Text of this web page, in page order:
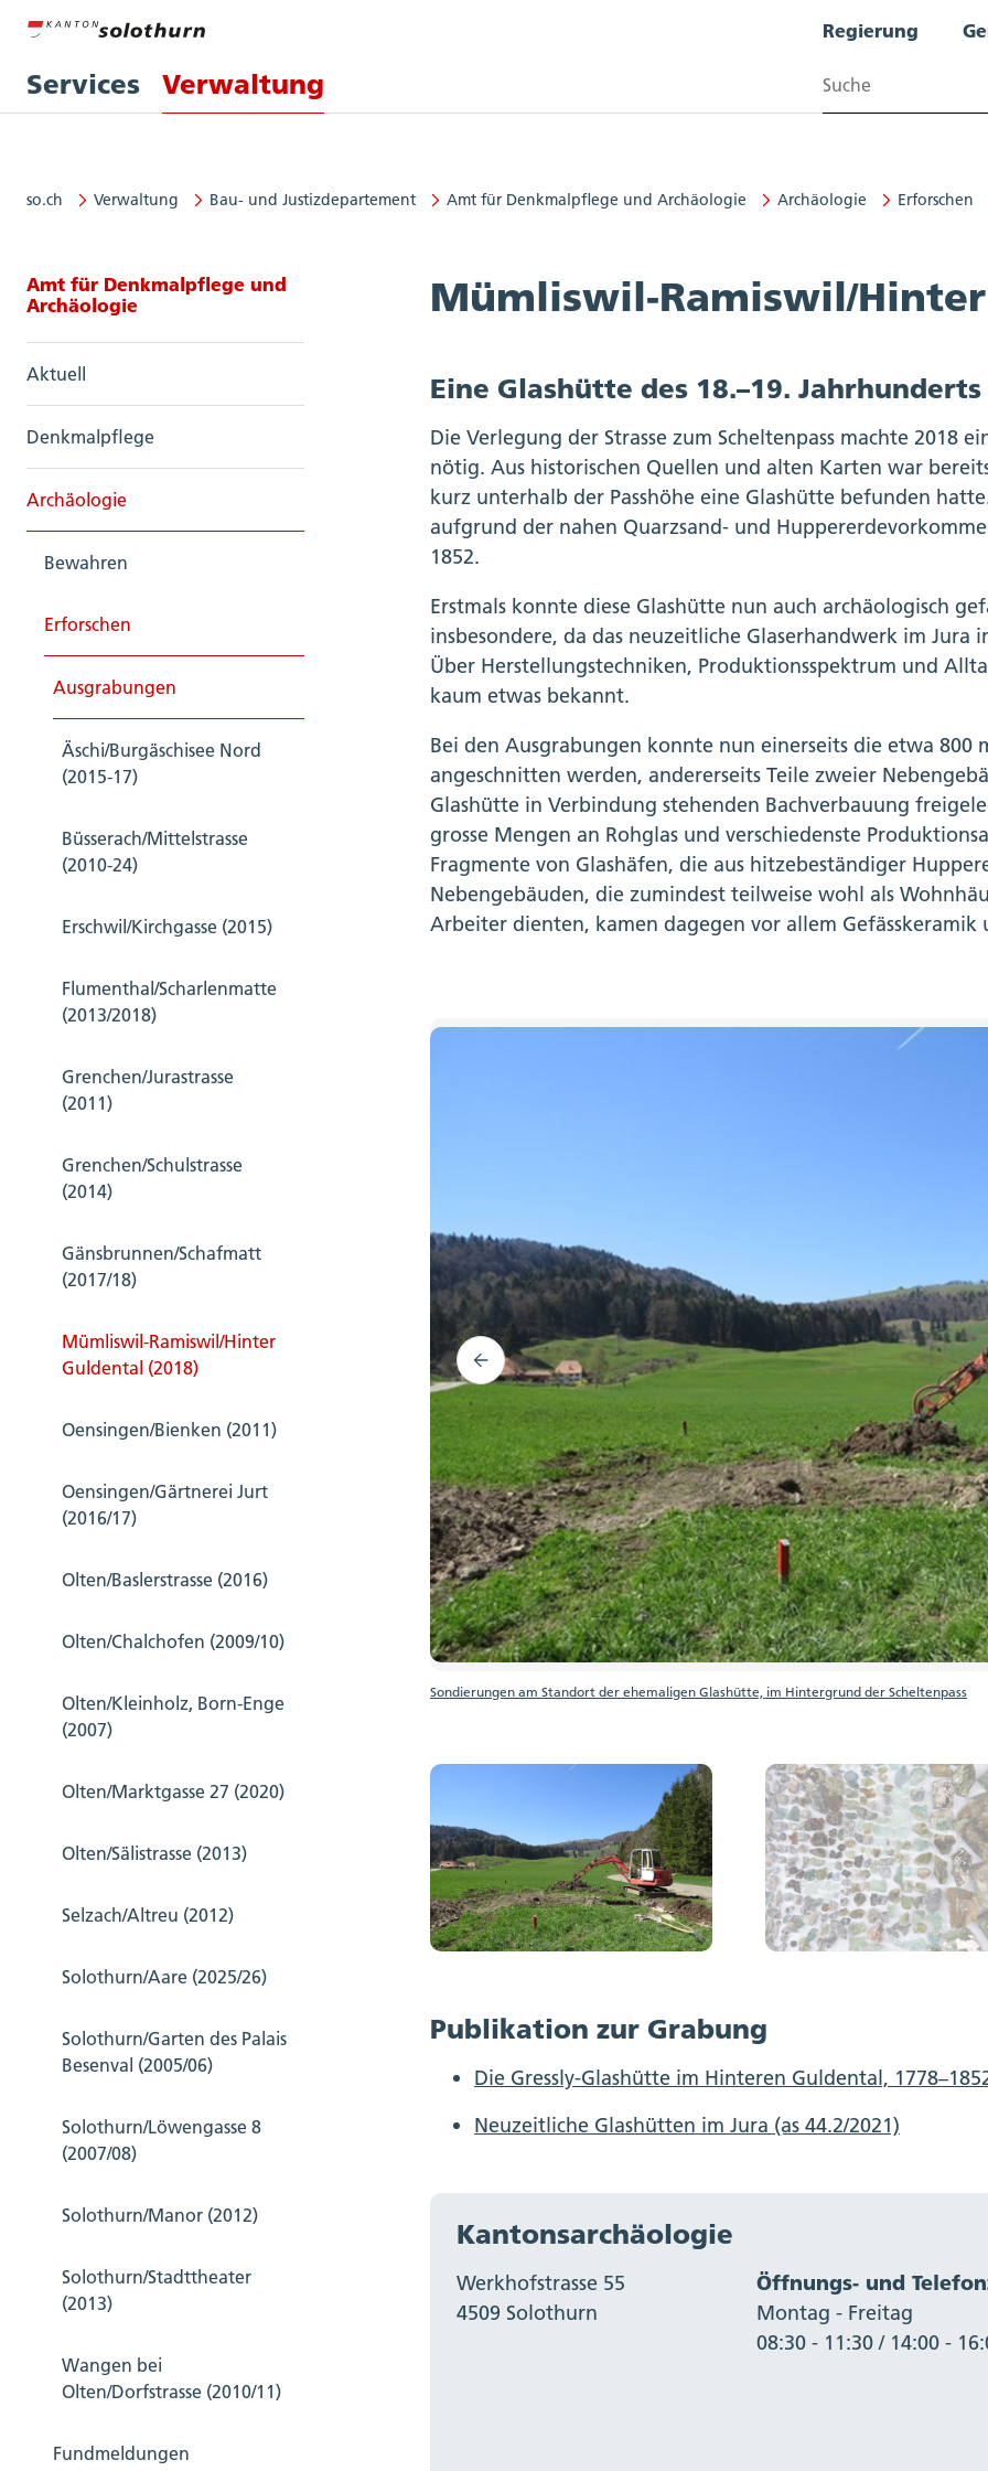
Services Verwaltung
Regierung
Suchen
so.ch Verwaltung Bau- und Justizdepartement Amt für Denkmalpflege und Archäologie Archäologie Erforschen
Seitennavigation: Amt für Denkmalpflege und Archäologie
Amt für Denkmalpflege und
Archäologie
Aktuell
Denkmalpflege
Archäologie
Bewahren
Erforschen
Ausgrabungen
Äschi/Burgäschisee Nord
(2015-17)
Büsserach/Mittelstrasse
(2010-24)
Erschwil/Kirchgasse (2015)
Flumenthal/Scharlenmatte
(2013/2018)
Grenchen/Jurastrasse
(2011)
Grenchen/Schulstrasse
(2014)
Gänsbrunnen/Schafmatt
(2017/18)
Mümliswil-Ramiswil/Hinter
Guldental (2018)
Oensingen/Bienken (2011)
Oensingen/Gärtnerei Jurt
(2016/17)
Olten/Baslerstrasse (2016)
Olten/Chalchofen (2009/10)
Olten/Kleinholz, Born-Enge
(2007)
Olten/Marktgasse 27 (2020)
Olten/Sälistrasse (2013)
Selzach/Altreu (2012)
Solothurn/Aare (2025/26)
Solothurn/Garten des Palais
Besenval (2005/06)
Solothurn/Löwengasse 8
(2007/08)
Solothurn/Manor (2012)
Solothurn/Stadttheater
(2013)
Wangen bei
Olten/Dorfstrasse (2010/11)
Fundmeldungen
Mümliswil-Ramiswil/
Eine Glashütte des 18.–19. Jahrhunderts
Die Verlegung der Strasse zum Scheltenpass machte 2018
nötig. Aus historischen Quellen und alten Karten war
kurz unterhalb der Passhöhe eine Glashütte befunden
aufgrund der nahen Quarzsand- und
1852.
Erstmals konnte diese Glashütte nun auch archäologisch
insbesondere, da das neuzeitliche Glaserhandwerk im
Über Herstellungstechniken, Produktionsspektrum und
kaum etwas bekannt.
Bei den Ausgrabungen konnte nun einerseits die etwa 800
angeschnitten werden, andererseits Teile zweier
Glashütte in Verbindung stehenden Bachverbauung
grosse Mengen an Rohglas und verschiedenste
Fragmente von Glashäfen, die aus hitzebeständiger
Nebengebäuden, die zumindest teilweise wohl als
Arbeiter dienten, kamen dagegen vor allem Gefässkeramik
Sondierungen am Standort der ehemaligen Glashütte, im Hintergrund der Scheltenpass
Publikation zur Grabung
Die Gressly-Glashütte im Hinteren Guldental,
Neuzeitliche Glashütten im Jura (as 44.2/2021)
Kantonsarchäologie
Werkhofstrasse 55
4509 Solothurn
Öffnungs- und
Montag - Freitag
08:30 - 11:30 / 14:00 -